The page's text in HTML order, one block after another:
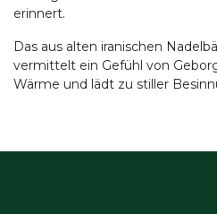
erinnert.
Das aus alten iranischen
vermittelt ein Gefühl von
Wärme und lädt zu stiller